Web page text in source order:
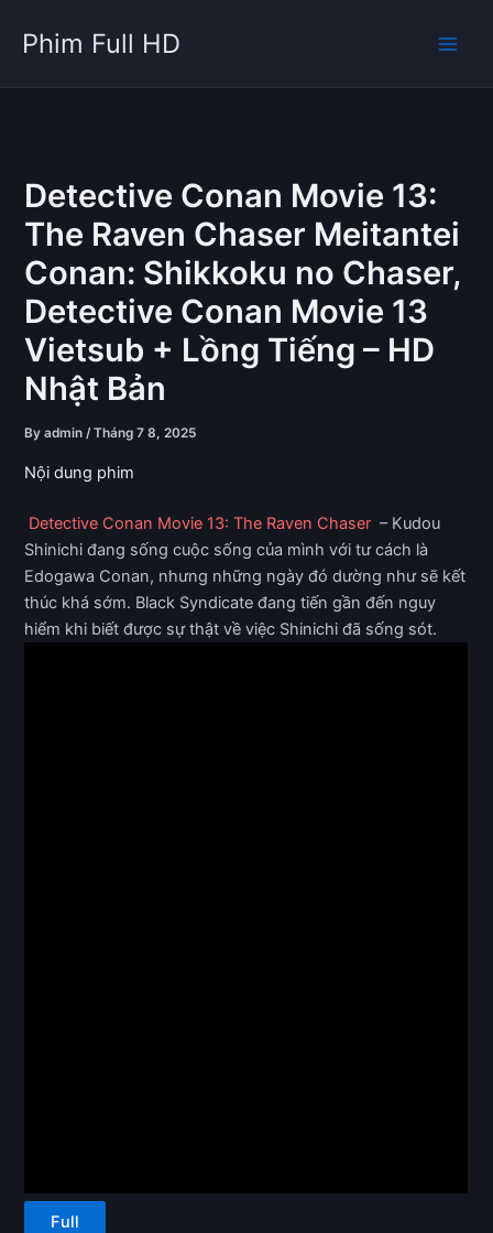
Phim Full HD
Detective Conan Movie 13:
The Raven Chaser Meitantei
Conan: Shikkoku no Chaser,
Detective Conan Movie 13
Vietsub + Lồng Tiếng – HD
Nhật Bản
Byadmin/Tháng 7 8, 2025
Nội dung phim
Detective Conan Movie 13: The Raven Chaser – Kudou
Shinichi đang sống cuộc sống của mình với tư cách là
Edogawa Conan, nhưng những ngày đó dường như sẽ kết
thúc khá sớm. Black Syndicate đang tiến gần đến nguy
hiểm khi biết được sự thật về việc Shinichi đã sống sót.
Full